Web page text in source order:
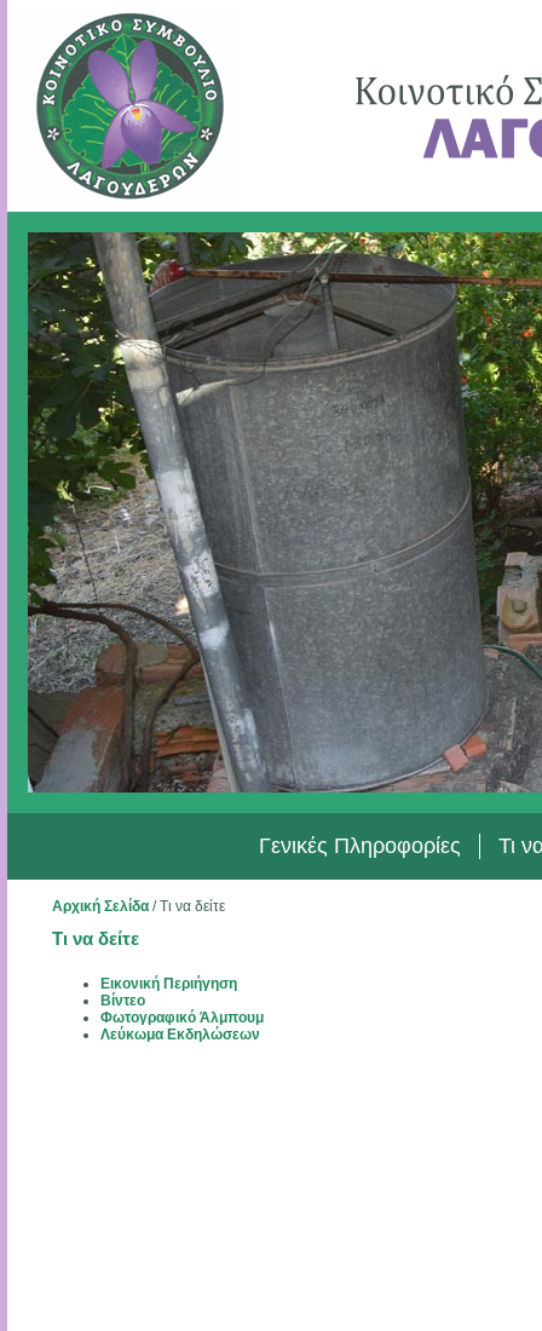
Γενικές Πληροφορίες Τι
Αρχική Σελίδα/Τι να δείτε
Τι να δείτε
Εικονική Περιήγηση
Βίντεο
Φωτογραφικό Άλμπουμ
Λεύκωμα Εκδηλώσεων